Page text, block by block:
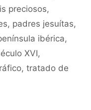
preciosos,
, padres jesuítas,
ibérica,
XVI,
, tratado de